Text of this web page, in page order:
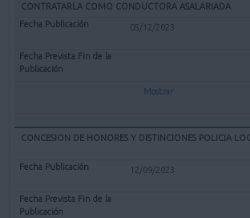
CONTRATARLA COMO CONDUCTORA ASALARIADA
05/12/2023
Mostrar
CONCESION DE HONORES Y DISTINCIONES POLICIA
12/09/2023